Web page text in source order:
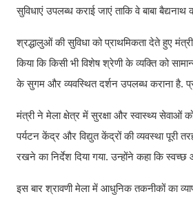
सुविधाएं उपलब्ध कराई जाएं ताकि वे बाबा
श्रद्धालुओं की सुविधा को प्राथमिकता देते हुए
किया कि किसी भी विशेष श्रेणी के व्यक्ति को
के सुगम और व्यवस्थित दर्शन उपलब्ध कराना है.
मंत्री ने मेला क्षेत्र में सुरक्षा और स्वास्थ्य सेवाओं
पर्यटन केंद्र और विद्युत केंद्रों की व्यवस्था पूरी
रखने का निर्देश दिया गया. उन्होंने कहा कि
इस बार श्रावणी मेला में आधुनिक तकनीकों का